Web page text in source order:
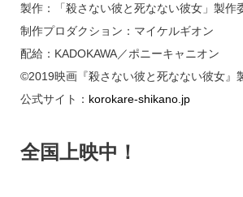
製作：「殺さない彼と死なない彼女」製作
制作プロダクション：マイケルギオン
配給：KADOKAWA／ポニーキャニオン
©2019映画『殺さない彼と死なない彼女』
公式サイト： korokare-shikano.jp
全国上映中！